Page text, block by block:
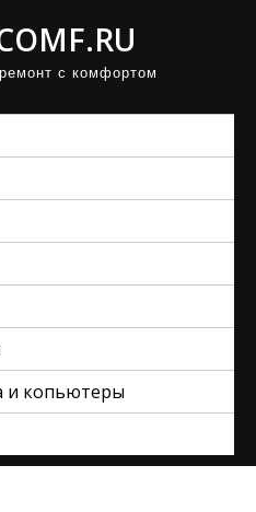
с комфортом
и копьютеры